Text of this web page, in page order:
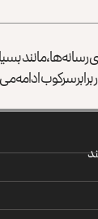
رسانه‌ها، مانند
برابر سرکوب ادامه